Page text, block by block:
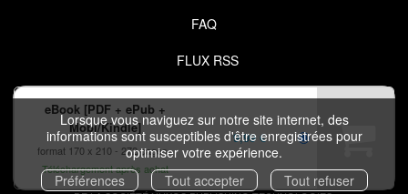
Lorsque vous naviguez sur notre site internet, des
informations sont susceptibles d'être enregistrées pour
optimiser votre expérience.
Préférences
Tout accepter Tout refuser
eBook [PDF + ePub +
Mobi/Kindle]
format 170 x 210
272 pages
Téléchargement après achat
9,99 €
FAQ
FLUX RSS
COPYRIGHT © 2026 IZIBOOK.EYROLLES.COM ET NUXOS PUBLISHING
TECHNOLOGIES.IZIBOOK® IZIBOOKS®SONT DES MARQUES DÉPOSÉES